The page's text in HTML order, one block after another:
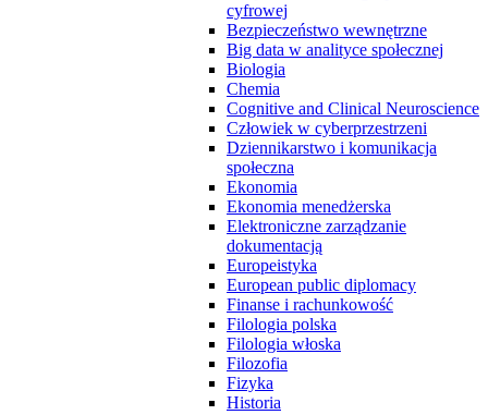
cyfrowej
Bezpieczeństwo wewnętrzne
Big data w analityce społecznej
Biologia
Chemia
Cognitive and Clinical Neuroscience
Człowiek w cyberprzestrzeni
Dziennikarstwo i komunikacja
społeczna
Ekonomia
Ekonomia menedżerska
Elektroniczne zarządzanie
dokumentacją
Europeistyka
European public diplomacy
Finanse i rachunkowość
Filologia polska
Filologia włoska
Filozofia
Fizyka
Historia